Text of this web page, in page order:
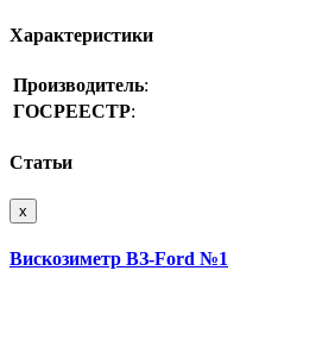
Характеристики
Производитель:
ГОСРЕЕСТР:
Статьи
x
Вискозиметр ВЗ-Ford №1